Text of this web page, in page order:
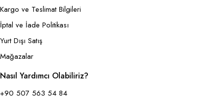
Kargo ve Teslimat Bilgileri
İptal ve İade Politikası
Yurt Dışı Satış
Mağazalar
Nasıl Yardımcı Olabiliriz?
+90 507 563 54 84